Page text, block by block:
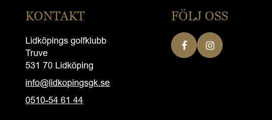
KONTAKT
Lidköpings golfklubb
Truve
531 70 Lidköping
info@lidkopingsgk.se
0510-54 61 44
FÖLJ OSS